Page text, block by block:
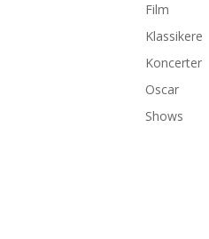
Film
Klassikere
Koncerter
Oscar
Shows